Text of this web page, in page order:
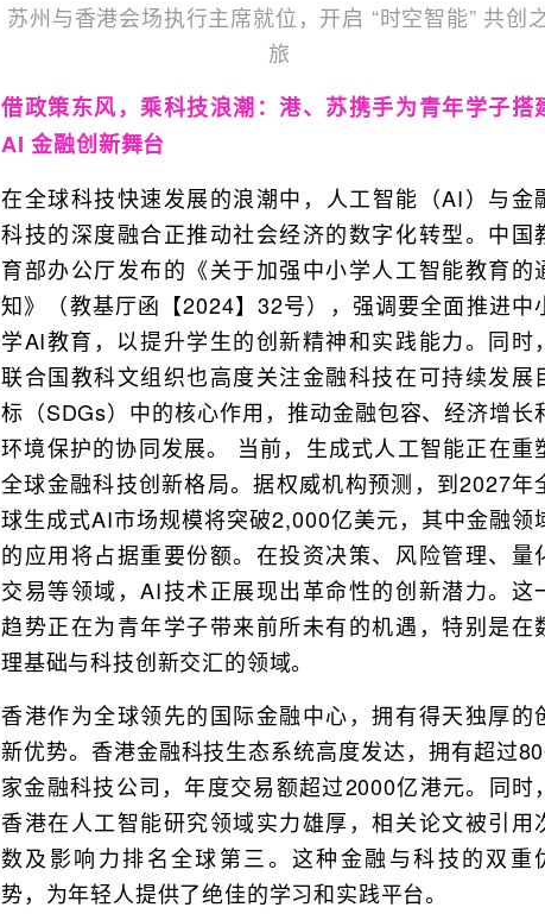
苏州与香港会场执行主席就位，开启 “时空智能” 共创
旅
借政策东风，乘科技浪潮：港、苏携手为青年学子搭
AI 金融创新舞台
在全球科技快速发展的浪潮中，人工智能（AI）与金
科技的深度融合正推动社会经济的数字化转型。中国
育部办公厅发布的《关于加强中小学人工智能教育的
知》（教基厅函【2024】32号），强调要全面推进中
学AI教育，以提升学生的创新精神和实践能力。同时
联合国教科文组织也高度关注金融科技在可持续发展
标（SDGs）中的核心作用，推动金融包容、经济增长
环境保护的协同发展。 当前，生成式人工智能正在重
全球金融科技创新格局。据权威机构预测，到2027年
球生成式AI市场规模将突破2,000亿美元，其中金融领
的应用将占据重要份额。在投资决策、风险管理、量
交易等领域，AI技术正展现出革命性的创新潜力。这
趋势正在为青年学子带来前所未有的机遇，特别是在
理基础与科技创新交汇的领域。
香港作为全球领先的国际金融中心，拥有得天独厚的
新优势。香港金融科技生态系统高度发达，拥有超过
家金融科技公司，年度交易额超过2000亿港元。同时
香港在人工智能研究领域实力雄厚，相关论文被引用
数及影响力排名全球第三。这种金融与科技的双重
势，为年轻人提供了绝佳的学习和实践平台。